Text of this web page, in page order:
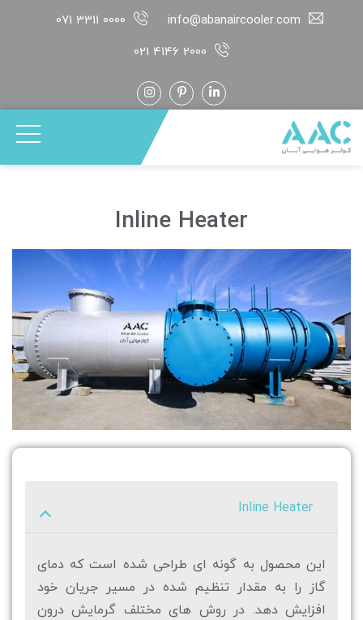
info@abanaircooler.com
071 3311 0000
021 4146 2000
Inline Heater
Inline Heater
این محصول به گونه ای طراحی شده است که دمای
گاز را به مقدار تنظیم شده در مسیر جریان خود
افزایش دهد. در روش های مختلف گرمایش درون